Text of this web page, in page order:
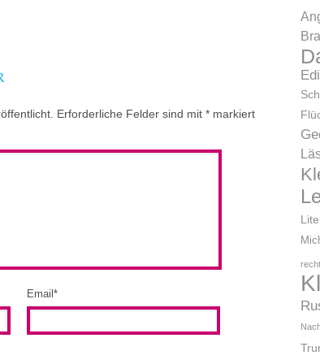
Erforderliche Felder sind mit * markiert
Email *